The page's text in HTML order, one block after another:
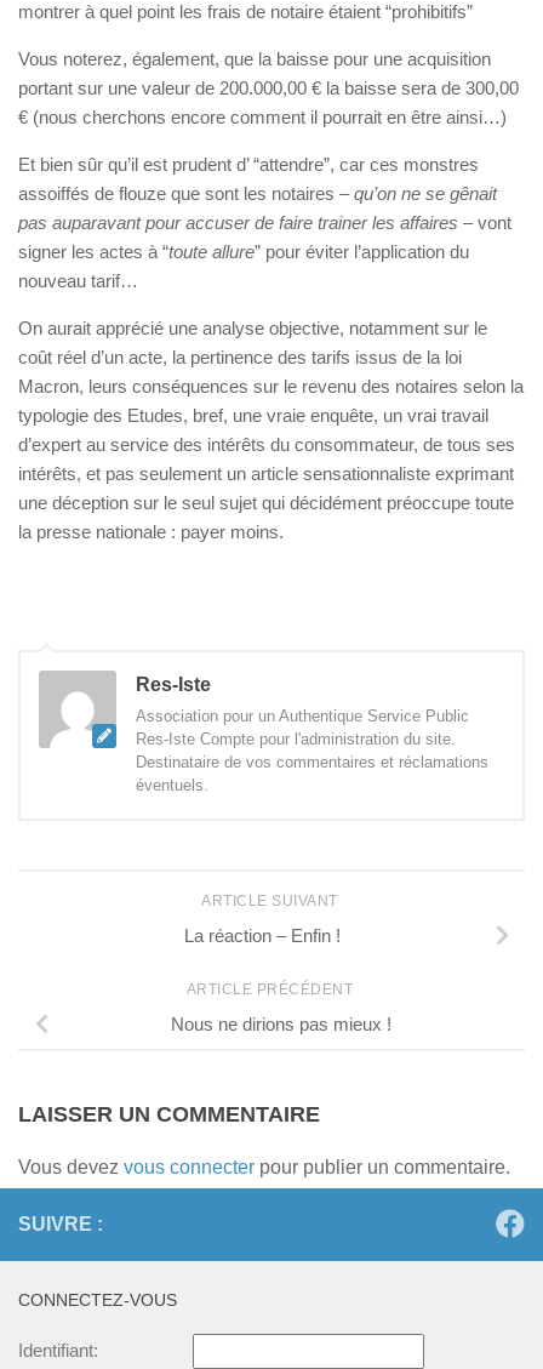
montrer à quel point les frais de notaire étaient “prohibitifs”
Vous noterez, également, que la baisse pour une acquisition
portant sur une valeur de 200.000,00 € la baisse sera de 300,00
€ (nous cherchons encore comment il pourrait en être ainsi…)
Et bien sûr qu’il est prudent d’ “attendre”, car ces monstres
assoiffés de flouze que sont les notaires –qu’on ne se gênait
pas auparavant pour accuser de faire trainer les affaires – vont
signer les actes à “toute allure” pour éviter l’application du
nouveau tarif…
On aurait apprécié une analyse objective, notamment sur le
coût réel d’un acte, la pertinence des tarifs issus de la loi
Macron, leurs conséquences sur le revenu des notaires selon la
typologie des Etudes, bref, une vraie enquête, un vrai travail
d’expert au service des intérêts du consommateur, de tous ses
intérêts, et pas seulement un article sensationnaliste exprimant
une déception sur le seul sujet qui décidément préoccupe toute
la presse nationale : payer moins.
Res-Iste
Association pour un Authentique Service Public
Res-Iste Compte pour l'administration du site.
Destinataire de vos commentaires et réclamations
éventuels.
ARTICLE SUIVANT
La réaction – Enfin !
ARTICLE PRÉCÉDENT
Nous ne dirions pas mieux !
LAISSER UN COMMENTAIRE
Vous devez vous connecter pour publier un commentaire.
SUIVRE :
CONNECTEZ-VOUS
Identifiant: